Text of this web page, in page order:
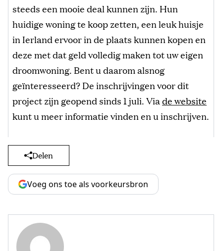
steeds een mooie deal kunnen zijn. Hun
huidige woning te koop zetten, een leuk huisje
in Ierland ervoor in de plaats kunnen kopen en
deze met dat geld volledig maken tot uw eigen
droomwoning. Bent u daarom alsnog
geïnteresseerd? De inschrijvingen voor dit
project zijn geopend sinds 1 juli. Viade website
kunt u meer informatie vinden en u inschrijven.
Delen
Voeg ons toe als voorkeursbron